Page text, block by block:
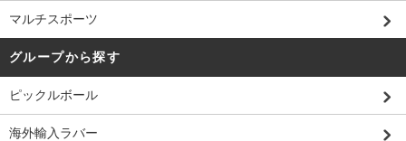
マルチスポーツ
グループから探す
ピックルボール
海外輸入ラバー